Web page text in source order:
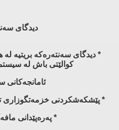
دیدگای
* دیدگای سەنتەرەكە بریتیە لە
كوالێتی باش لە
ئامانجەكانی
* پێشكەشكردنی خزمەتگوزاری
* پەرەپێدانی